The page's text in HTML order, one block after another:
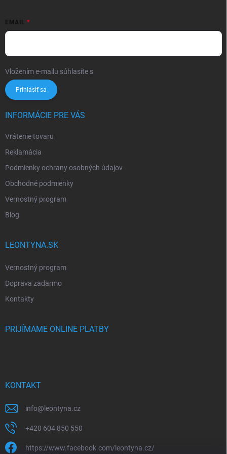
EMAIL
Vložením e-mailu súhlasíte s
Prihlásiť sa
INFORMÁCIE PRE VÁS
Vrátenie tovaru
Reklamácia
Podmienky ochrany osobných údajov
Obchodné podmienky
Vernostný program
Blog
LEONTYNA.SK
Vernostný program
Doprava zadarmo
Kontakty
PRIJÍMAME ONLINE PLATBY
KONTAKT
info@ leontyna.cz
+420 604 850 550
https://www.facebook.com/leontyna.cz/